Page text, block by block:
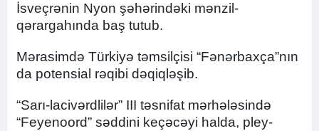
İsveçrənin Nyon şəhərindəki mənzil-
qərargahında baş tutub.
Mərasimdə Türkiyə təmsilçisi “Fənərbaxça”nın
da potensial rəqibi dəqiqləşib.
“Sarı-lacivərdlilər” III təsnifat mərhələsində
“Feyenoord” səddini keçəcəyi halda, pley-